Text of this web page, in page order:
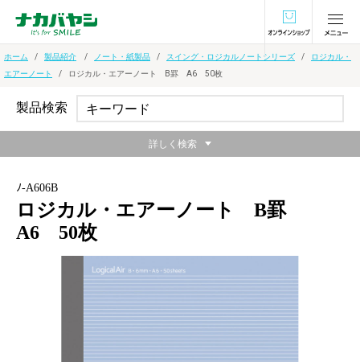
オンラインショ
ホーム 製品紹介 ノート・紙製品 スイング・ロジカルノートシリーズ
ロジカル・
エアーノート
ロジカル・エアーノート B罫 A6 50枚
ﾉ-A606B
ロジカル・エアーノート B罫
A6 50枚
製品検索
詳しく検索